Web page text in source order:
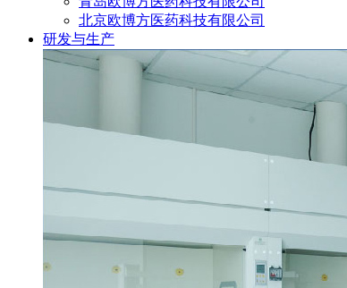
北京欧博方医药科技有限公司
研发与生产